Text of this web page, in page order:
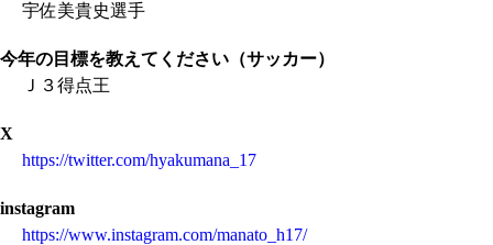
宇佐美貴史選手
今年の目標を教えてください（サッカー）
Ｊ３得点王
X
https://twitter.com/hyakumana_17
instagram
https://www.instagram.com/manato_h17/